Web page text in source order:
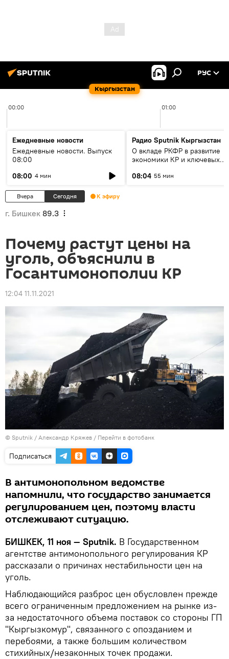
Кыргызстан
РУС
00:00 01:00
Ежедневные новости
Ежедневные новости. Выпуск
08:00
08:00 4 мин
Радио Sputnik Кыргызстан
О вкладе РКФР в развитие
экономики КР и ключевых
08:04 55 мин
Вчера Сегодня К эфиру
г. Бишкек 89.3
Почему растут цены на
уголь, объяснили в
Госантимонополии КР
12:04 11.11.2021
© Sputnik / Александр Кряжев / Перейти в фотобанк
Подписаться
В антимонопольном ведомстве
напомнили, что государство занимается
регулированием цен, поэтому власти
отслеживают ситуацию.
БИШКЕК, 11 ноя — Sputnik. В Государственном
агентстве антимонопольного регулирования КР
рассказали о причинах нестабильности цен на
уголь.
Наблюдающийся разброс цен обусловлен прежде
всего ограниченным предложением на рынке из-
за недостаточного объема поставок со стороны ГП
"Кыргызкомур", связанного с опозданием и
перебоями, а также большим количеством
стихийных/незаконных точек продажи.